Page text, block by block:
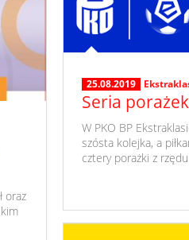
oraz
25.08.2019
Seria
W PKO BP
szósta kolejka, a
cztery porażki z